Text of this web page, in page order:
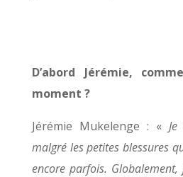
D’abord Jérémie,
moment ?
Jérémie Mukelenge : «
malgré les petites blessures
encore parfois.